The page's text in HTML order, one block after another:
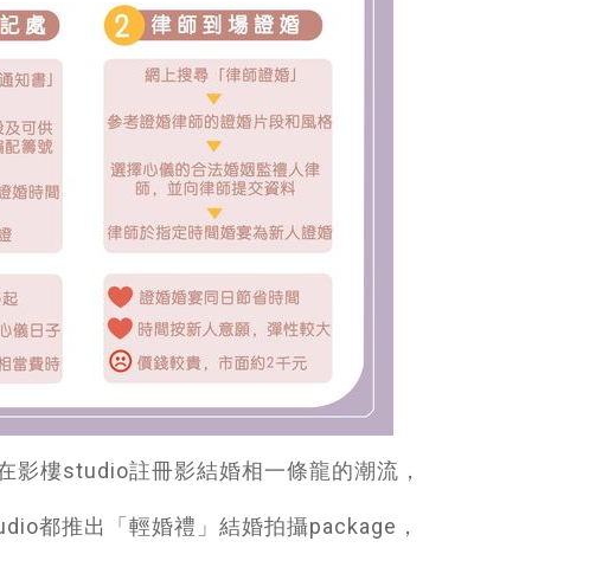
影樓studio註冊影結婚相一條龍的潮流，
都推出「輕婚禮」結婚拍攝package，